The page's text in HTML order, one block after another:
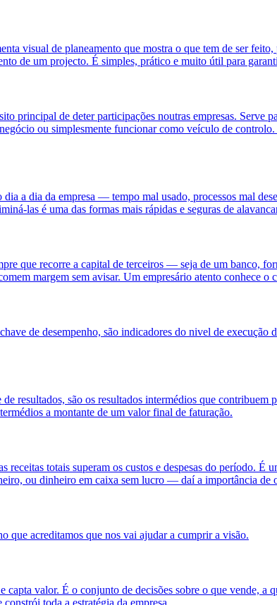
visual de planeamento que mostra o que tem de ser
de um projecto. É simples, prático e muito útil para
principal de deter participações noutras empresas.
ou simplesmente funcionar como veículo de
a dia da empresa — tempo mal usado, processos mal
las é uma das formas mais rápidas e seguras de
que recorre a capital de terceiros — seja de um banco,
margem sem avisar. Um empresário atento conhece o
de desempenho, são indicadores do nivel de
resultados, são os resultados intermédios que
a montante de um valor final de faturação.
receitas totais superam os custos e despesas do período.
ou dinheiro em caixa sem lucro — daí a importância
que acreditamos que nos vai ajudar a cumprir a visão.
capta valor. É o conjunto de decisões sobre o que vende,
toda a estratégia da empresa.